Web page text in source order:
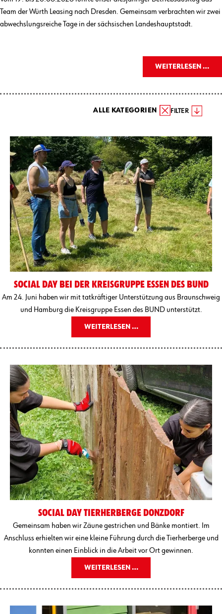
Team der Würth Leasing nach Dresden. Gemeinsam verbrachten wir zwei
abwechslungsreiche Tage in der sächsischen Landeshauptstadt.
WEITERLESEN …
FILTER
ALLE KATEGORIEN
SOCIAL DAY BEI DER KREISGRUPPE ESSEN DES BUND
Am 24. Juni haben wir mit tatkräftiger Unterstützung aus Braunschweig
und Hamburg die Kreisgruppe Essen des BUND unterstützt.
WEITERLESEN …
SOCIAL DAY TIERHERBERGE DONZDORF
Gemeinsam haben wir Zäune gestrichen und Bänke montiert. Im
Anschluss erhielten wir eine kleine Führung durch die Tierherberge und
konnten einen Einblick in die Arbeit vor Ort gewinnen.
WEITERLESEN …